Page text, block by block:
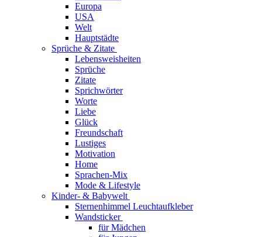
Europa
USA
Welt
Hauptstädte
Sprüche & Zitate
Lebensweisheiten
Sprüche
Zitate
Sprichwörter
Worte
Liebe
Glück
Freundschaft
Lustiges
Motivation
Home
Sprachen-Mix
Mode & Lifestyle
Kinder- & Babywelt
Sternenhimmel Leuchtaufkleber
Wandsticker
für Mädchen